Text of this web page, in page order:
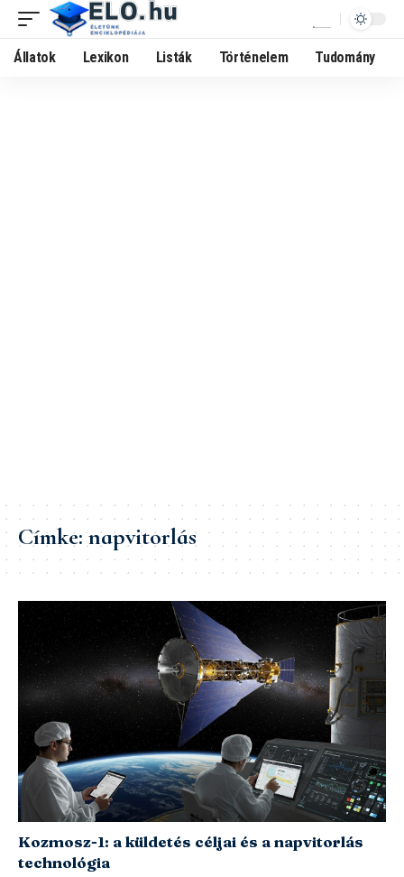
Állatok Lexikon Listák Történelem Tudomány
Címke:napvitorlás
Kozmosz-1: a küldetés céljai és a napvitorlás
technológia